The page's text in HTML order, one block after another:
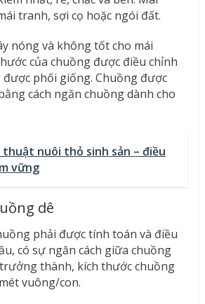
tranh, sợi cọ hoặc ngói đất.
nóng và không tốt cho mái
của chuồng được điều chỉnh
phối giống. Chuồng được
cách ngăn chuồng dành cho
thuật nuôi thỏ sinh sản – điều
vững
dê
phải được tính toán và điều
có sự ngăn cách giữa chuồng
thành, kích thước chuồng
vuông/con.